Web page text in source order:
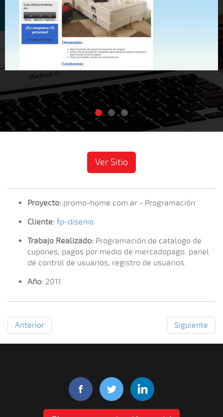
Ver Sitio
Proyecto: promo-home.com.ar - Programación
Cliente: fp-disenio
Trabajo Realizado: Programación de catalogo de
cupones, pagos por medio de mercadopago. panel
de control de usuarios, registro de usuarios.
Año: 2011
Anterior Siguiente